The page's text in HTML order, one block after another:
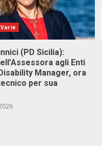
Varie
(PD Sicilia):
agli Enti
Manager, ora
per sua